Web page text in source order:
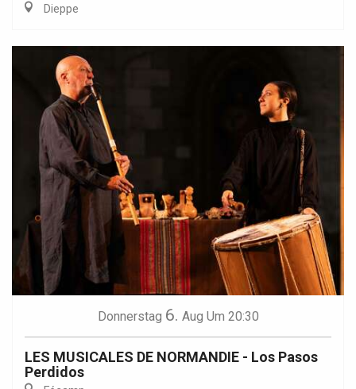
Dieppe
Donnerstag 6. Aug Um 20:30
LES MUSICALES DE NORMANDIE - Los Pasos
Perdidos